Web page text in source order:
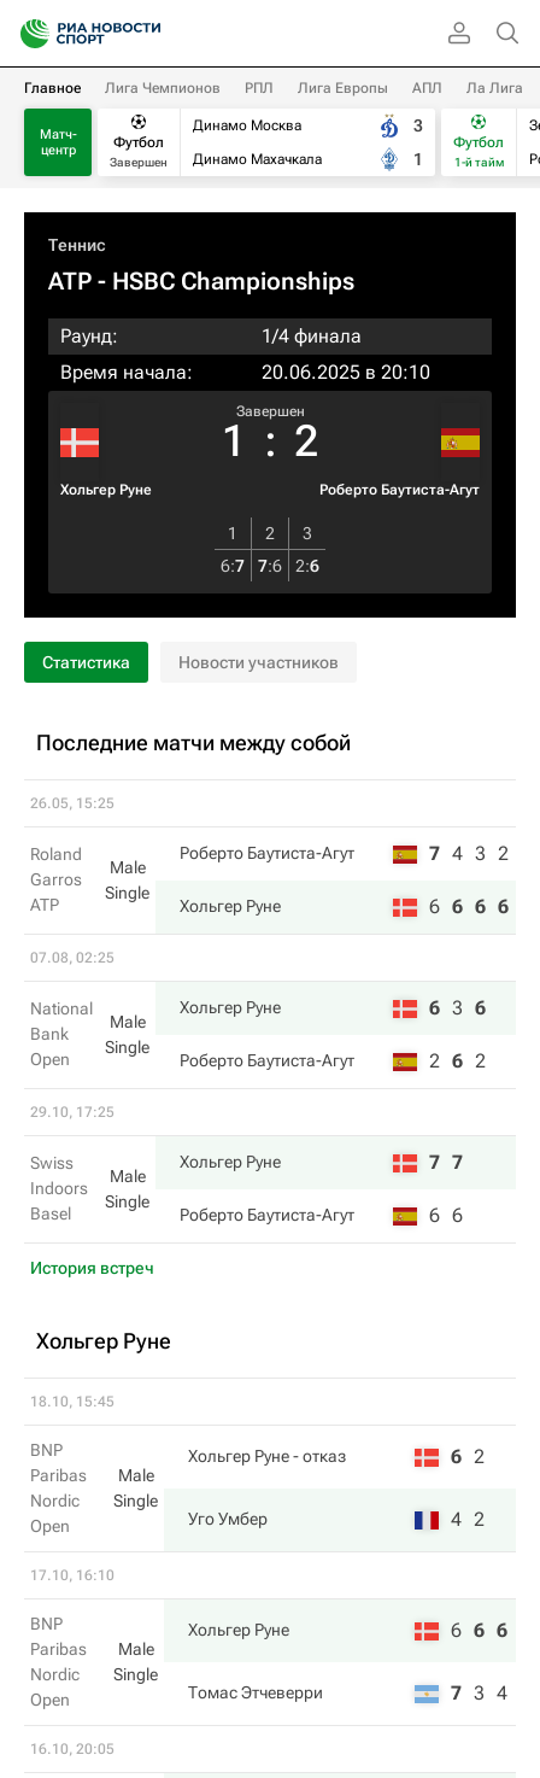
Главное Лига Чемпионов РПЛ Лига Европы АПЛ Ла Лига
Матч-
центр
Футбол
Завершен
Динамо Москва
Динамо Махачкала
3
1
Футбол
1-й тайм
Теннис
ATP - HSBC Championships
Раунд:
1/4 финала
Время начала:
20.06.2025 в 20:10
Хольгер Руне
Завершен
1 : 2
Роберто Баутиста-Агут
1 2
3
6:7 7:6 2:6
Статистика Новости участников
Последние матчи между собой
26.05, 15:25
Roland
Garros
ATP
Male
Single
Роберто Баутиста-Агут 7 4 3 2
Хольгер Руне 6 6 6 6
07.08, 02:25
National
Bank
Open
Male
Single
Хольгер Руне 6 3 6
Роберто Баутиста-Агут 2 6 2
29.10, 17:25
Swiss
Indoors
Basel
Male
Single
Хольгер Руне 7 7
Роберто Баутиста-Агут 6 6
История встреч
Хольгер Руне
18.10, 15:45
BNP
Paribas
Nordic
Open
Male
Single
Хольгер Руне- отказ 6 2
Уго Умбер 4 2
17.10, 16:10
BNP
Paribas
Nordic
Open
Male
Single
Хольгер Руне 6 6 6
Томас Этчеверри 7 3 4
16.10, 20:05